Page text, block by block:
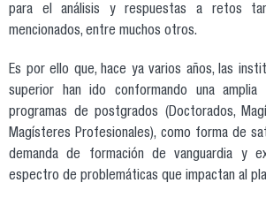
para el análisis y respuestas a retos
mencionados, entre muchos otros.
Es por ello que, hace ya varios años, las
superior han ido conformando una
programas de postgrados (Doctorados,
Magísteres Profesionales), como forma de
demanda de formación de vanguardia y
espectro de problemáticas que impactan al